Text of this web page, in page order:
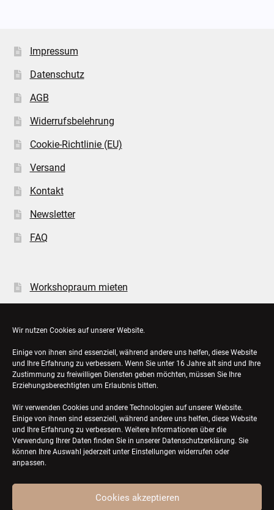
Wir nutzen Cookies auf unserer Website.
Einige von ihnen sind essenziell, während andere uns helfen, diese Website
und Ihre Erfahrung zu verbessern. Wenn Sie unter 16 Jahre alt sind und Ihre
Zustimmung zu freiwilligen Diensten geben möchten, müssen Sie Ihre
Erziehungsberechtigten um Erlaubnis bitten.
Wir verwenden Cookies und andere Technologien auf unserer Website.
Einige von ihnen sind essenziell, während andere uns helfen, diese Website
und Ihre Erfahrung zu verbessern. Weitere Informationen über die
Verwendung Ihrer Daten finden Sie in unserer Datenschutzerklärung. Sie
können Ihre Auswahl jederzeit unter Einstellungen widerrufen oder
anpassen.
Cookies akzeptieren
Impressum
Datenschutz
AGB
Widerrufsbelehrung
Cookie-Richtlinie (EU)
Versand
Kontakt
Newsletter
FAQ
Workshopraum mieten
Bestellungen
Konto-Details